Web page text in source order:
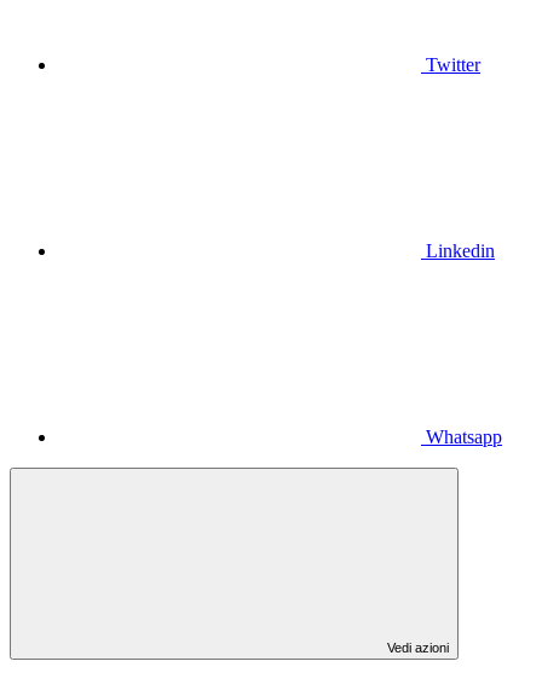
Twitter
Linkedin
Whatsapp
Vedi azioni